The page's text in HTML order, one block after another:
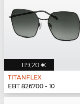
119,20 €
TITANFLEX
EBT 826700 - 10